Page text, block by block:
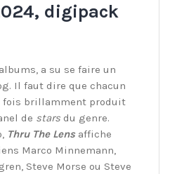
digipack
a su se faire un
Il faut dire que chacun
fois brillamment produit
de stars du genre.
Thru The Lensaffiche
Marco Minnemann,
Steve Morse ou Steve